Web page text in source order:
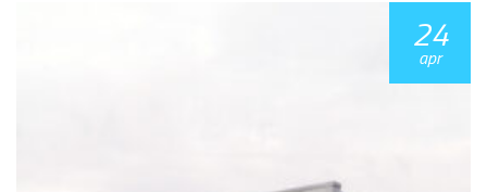
24
apr